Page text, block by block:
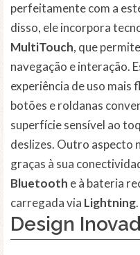
perfeitamente com a
disso, ele incorpora
MultiTouch, que
navegação e interação.
experiência de uso mais
botões e roldanas
superfície sensível ao
deslizes. Outro aspecto
graças à sua
Bluetooth e à bateria
carregada via Lightning.
Design